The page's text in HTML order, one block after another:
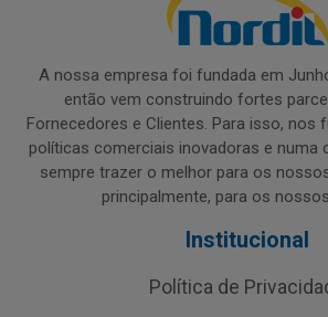
A nossa empresa foi fundada em
então vem construindo fortes
Fornecedores e Clientes. Para isso, nos
políticas comerciais inovadoras e numa
sempre trazer o melhor para os
principalmente, para os
Institucional
Política de